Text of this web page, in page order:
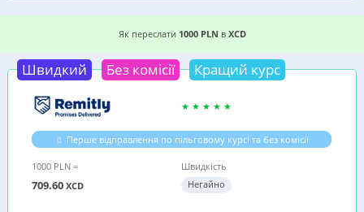
2 ВИГІДНИХ ВАРІАНТИ, ДЕ ДЕШЕВШЕ
Як переслати 1000 PLN в XCD
Швидкий Без комісії Кращий курс
Перше відправлення по пільговому курсі та без комісії
1000 PLN =
709.60 XCD
Швидкість
Негайно